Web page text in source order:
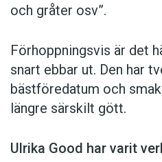
och gråter osv”.
Förhoppningsvis är det
snart ebbar ut. Den har
bästföredatum och
längre särskilt gött.
Ulrika Good har varit